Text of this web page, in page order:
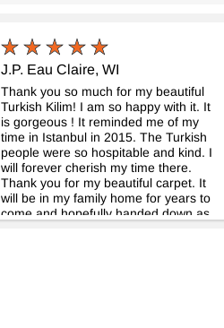
J.P. Eau Claire, WI
Thank you so much for my beautiful
Turkish Kilim! I am so happy with it. It
is gorgeous ! It reminded me of my
time in Istanbul in 2015. The Turkish
people were so hospitable and kind. I
will forever cherish my time there.
Thank you for my beautiful carpet. It
will be in my family home for years to
come and hopefully handed down as